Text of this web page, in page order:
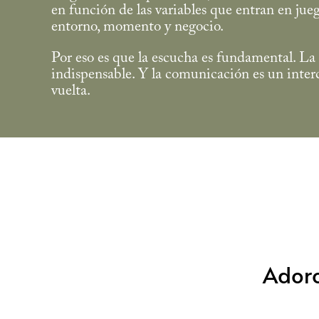
en función de las variables que entran en
entorno, momento y negocio.
Por eso es que la escucha es fundamental. La
indispensable. Y la comunicación es un
vuelta.